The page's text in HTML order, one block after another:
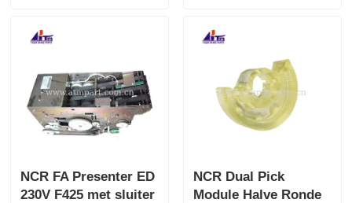
NCR FA Presenter ED
230V F425 met sluiter
NCR Dual Pick
Module Halve Ronde